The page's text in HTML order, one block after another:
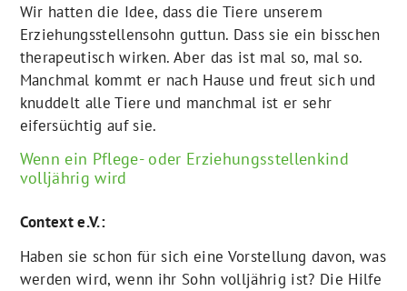
Wir hatten die Idee, dass die Tiere unserem
Erziehungsstellensohn guttun. Dass sie ein bisschen
therapeutisch wirken. Aber das ist mal so, mal so.
Manchmal kommt er nach Hause und freut sich und
knuddelt alle Tiere und manchmal ist er sehr
eifersüchtig auf sie.
Wenn ein Pflege- oder Erziehungsstellenkind
volljährig wird
Context e.V.:
Haben sie schon für sich eine Vorstellung davon, was
werden wird, wenn ihr Sohn volljährig ist? Die Hilfe